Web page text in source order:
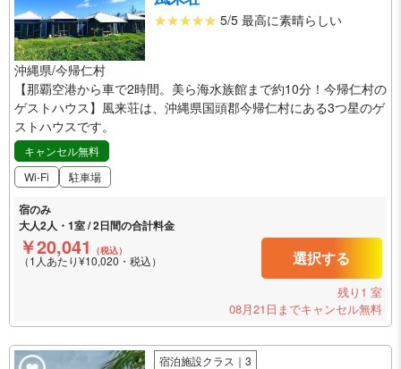
5/5 最高に素晴らしい
沖縄県/今帰仁村
【那覇空港から車で2時間。美ら海水族館まで約10分！今帰仁村の
ゲストハウス】風来荘は、沖縄県国頭郡今帰仁村にある3つ星のゲ
ストハウスです。
キャンセル無料
Wi-Fi
駐車場
宿のみ
大人2人・1室 / 2日間の合計料金
￥20,041 （税込）
（1人あたり¥10,020・税込） 選択する
残り1 室
08月21日までキャンセル無料
宿泊施設クラス｜3